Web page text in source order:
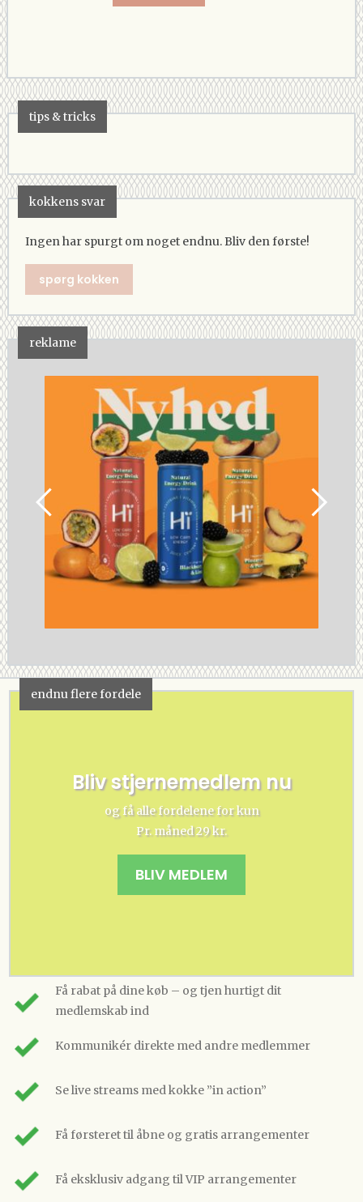
tips & tricks
kokkens svar
Ingen har spurgt om noget endnu. Bliv den første!
spørg kokken
reklame
endnu flere fordele
Bliv stjernemedlem nu
og få alle fordelene for kun
Pr. måned 29 kr.
BLIV MEDLEM
Få rabat på dine køb – og tjen hurtigt dit
medlemskab ind
Kommunikér direkte med andre medlemmer
Se live streams med kokke ”in action”
Få førsteret til åbne og gratis arrangementer
Få eksklusiv adgang til VIP arrangementer